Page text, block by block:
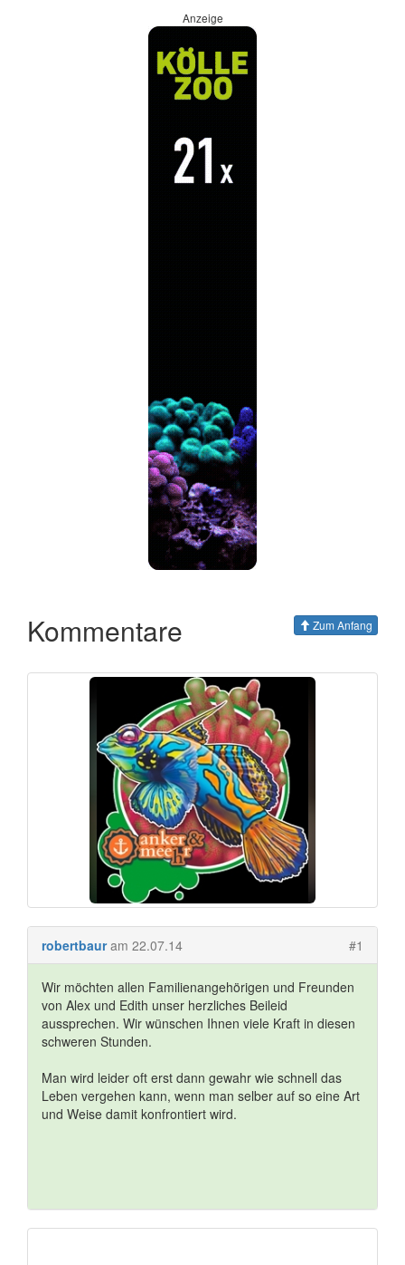
Anzeige
Kommentare Zum Anfang
robertbaur am 22.07.14 #1
Wir möchten allen Familienangehörigen und Freunden
von Alex und Edith unser herzliches Beileid
aussprechen. Wir wünschen Ihnen viele Kraft in diesen
schweren Stunden.
Man wird leider oft erst dann gewahr wie schnell das
Leben vergehen kann, wenn man selber auf so eine Art
und Weise damit konfrontiert wird.